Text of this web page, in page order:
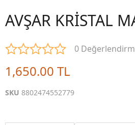
AVŞAR KRİSTAL
0
1,650.00 TL
SKU 8802474552779